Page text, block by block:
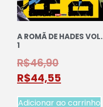
A ROMÃ DE HADES VOL.
1
R$46,90
R$44,55
Adicionar ao carrinho